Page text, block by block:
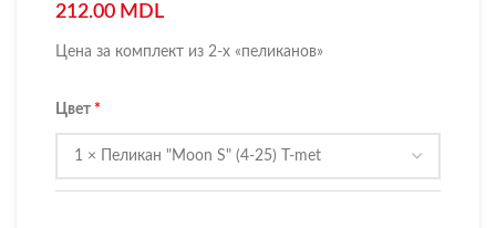
212.00 MDL
Цена за комплект из 2-х «пеликанов»
Цвет